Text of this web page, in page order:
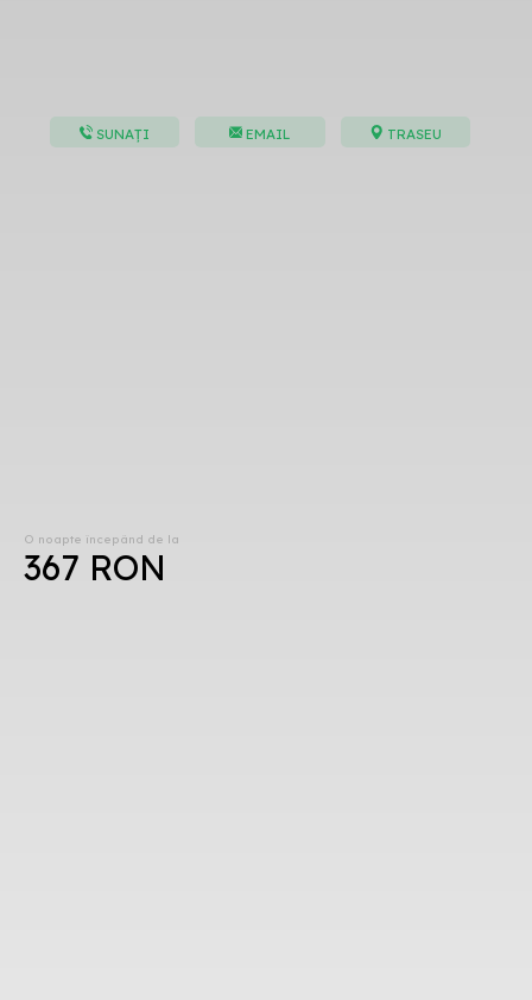
SUNAȚI EMAIL TRASEU
O noapte începând de la
367 RON